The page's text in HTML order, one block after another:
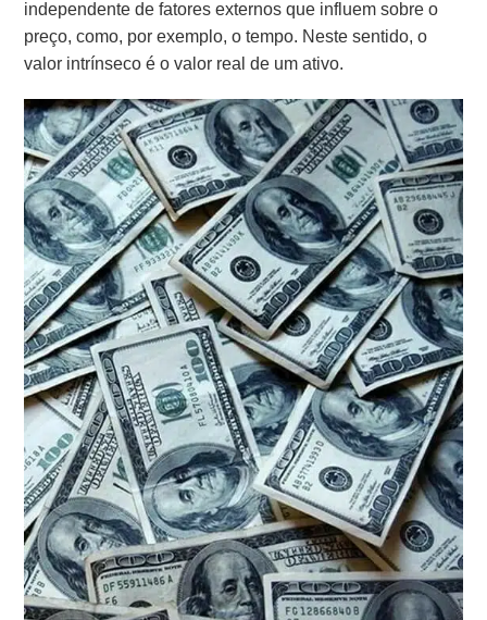
independente de fatores externos que influem sobre o
preço, como, por exemplo, o tempo. Neste sentido, o
valor intrínseco é o valor real de um ativo.